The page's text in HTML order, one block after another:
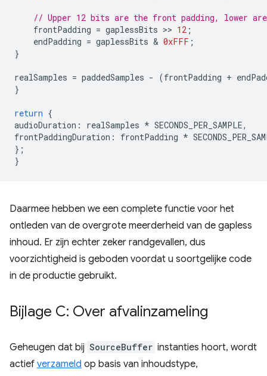
// Upper 12 bits are the front padding, lower
frontPadding = gaplessBits >> 12 ;
endPadding = gaplessBits & 0xFFF ;
}
realSamples = paddedSamples - (frontPadding +
}
return {
audioDuration : realSamples * SECONDS_PER_SAMPLE,
frontPaddingDuration : frontPadding *
};
}
Daarmee hebben we een complete functie voor het
ontleden van de overgrote meerderheid van de gapless
inhoud. Er zijn echter zeker randgevallen, dus
voorzichtigheid is geboden voordat u soortgelijke code
in de productie gebruikt.
Bijlage C: Over afvalinzameling
Geheugen dat bij SourceBuffer instanties hoort, wordt
actief verzameld op basis van inhoudstype,